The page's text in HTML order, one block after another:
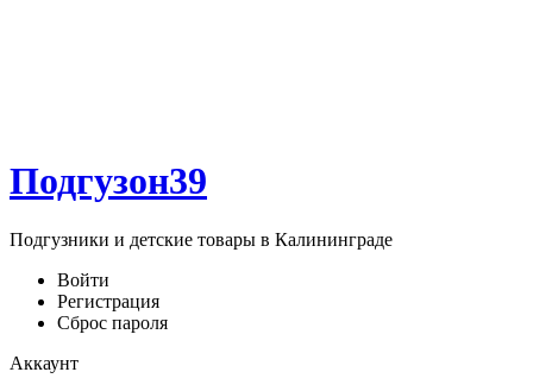
Подгузон39
Подгузники и детские товары в Калининграде
Войти
Регистрация
Сброс пароля
Аккаунт